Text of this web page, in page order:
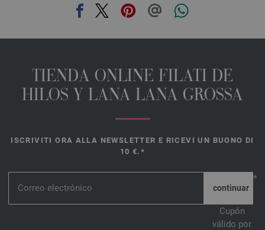
TIENDA ONLINE FILATI DE
HILOS Y LANA LANA GROSSA
ISCRIVITI ORA ALLA NEWSLETTER E RICEVI UN BUONO DI
10 €.*
*
Cupón
válido por